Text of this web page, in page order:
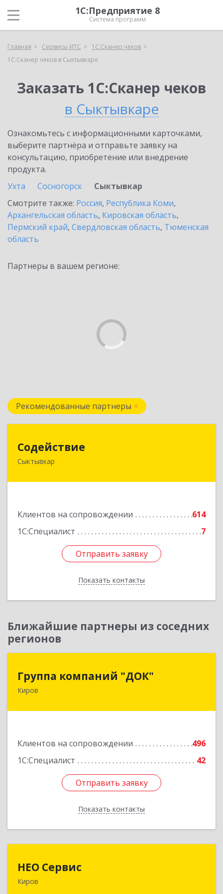
1С:Предприятие 8
Система программ
Главная Сервисы ИТС
1С:Сканер чеков
1С:Сканер чеков в Сыктывкаре
Заказать 1С:Сканер чеков
в Сыктывкаре
Ознакомьтесь с информационными карточками,
выберите партнёра и отправьте заявку на
консультацию, приобретение или внедрение
продукта.
Ухта
Сосногорск
Сыктывкар
Смотрите также: Россия, Республика Коми,
Архангельская область, Кировская область,
Пермский край, Свердловская область, Тюменская
область
Партнеры в вашем регионе:
Рекомендованные партнеры
Содействие
Сыктывкар
Клиентов на сопровождении
614
1С:Специалист
7
Отправить заявку
Показать контакты
167004, Коми Респ, Сыктывкар г, Первомайская
Отправить заявку
Назад
Ближайшие партнеры из соседних
регионов
Группа компаний "ДОК"
Киров
Клиентов на сопровождении
496
1С:Специалист
42
Отправить заявку
Показать контакты
Группа компаний "ДОК"
610017, Кировская обл, Киров г, Горького ул,
Отправить заявку
Назад
НЕО Сервис
Киров610045, Кировская обл, Киров г, Ульяновская